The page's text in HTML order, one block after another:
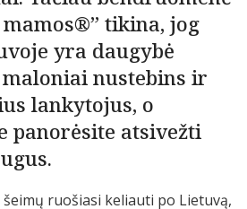
tikina, jog
yra daugybė
nustebins ir
lankytojus, o
panorėsite atsivežti
šeimų ruošiasi keliauti po Lietuvą,